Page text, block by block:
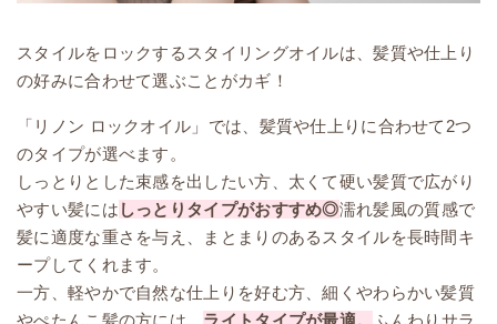
スタイルをロックするスタイリングオイルは、髪質や仕上り
の好みに合わせて選ぶことがカギ！
「リノン ロックオイル」では、髪質や仕上りに合わせて2つ
のタイプが選べます。
しっとりとした束感を出したい方、太くて硬い髪質で広がり
やすい髪には しっとりタイプがおすすめ◎濡れ髪風の質感で
髪に適度な重さを与え、まとまりのあるスタイルを長時間キ
ープしてくれます。
一方、軽やかで自然な仕上りを好む方、細くやわらかい髪質
やぺたんこ髪の方には、 ライトタイプが最適。ふんわりサラ